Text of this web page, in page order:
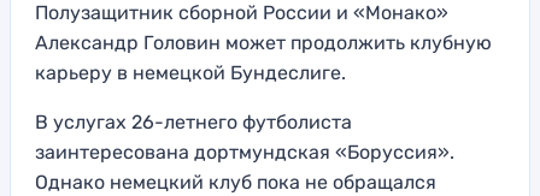
Полузащитник сборной России и «Монако»
Александр Головин может продолжить клубную
карьеру в немецкой Бундеслиге.
В услугах 26-летнего футболиста
заинтересована дортмундская «Боруссия».
Однако немецкий клуб пока не обращался